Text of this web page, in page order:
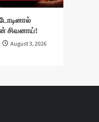
சிவனாய்!
August 3, 2026